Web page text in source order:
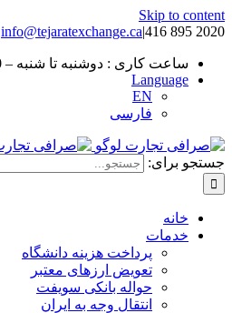
Skip to content
2020 895 416
|
info@tejaratexchange.ca
ساعت کاری : دوشنبه تا شنبه – 10 الی 5
Language
EN
فارسی
جستجو برای:
خانه
خدمات
پرداخت هزینه دانشگاه
تعویض ارزهای معتبر
حواله بانکی سویفت
انتقال وجه به ایران